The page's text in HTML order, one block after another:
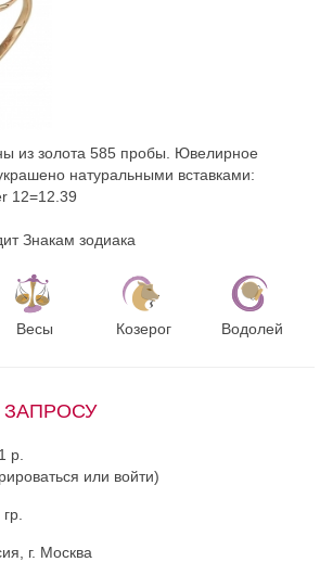
из золота 585 пробы. Ювелирное
натуральными вставками:
12=12.39
Знакам зодиака
Весы Козерог Водолей
р.
или войти)
г. Москва